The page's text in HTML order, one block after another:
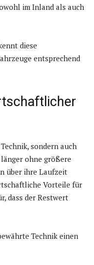
im Inland als auch
diese
entsprechend
sondern auch
länger ohne größere
über ihre Laufzeit
Vorteile für
dass der Restwert
Technik einen